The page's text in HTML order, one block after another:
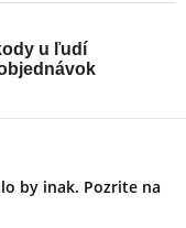
by inak. Pozrite na